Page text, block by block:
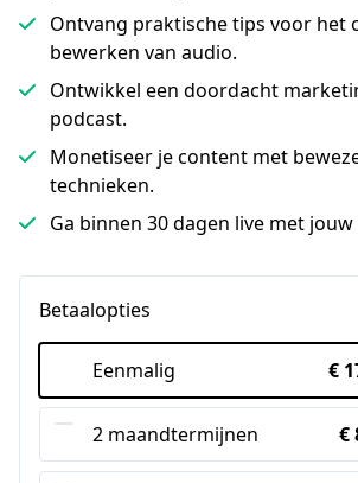
Ontvang praktische tips voor het
bewerken van audio.
Ontwikkel een doordacht
podcast.
Monetiseer je content met
technieken.
Ga binnen 30 dagen live met
Betaalopties
Eenmalig €
2 maandtermijnen €